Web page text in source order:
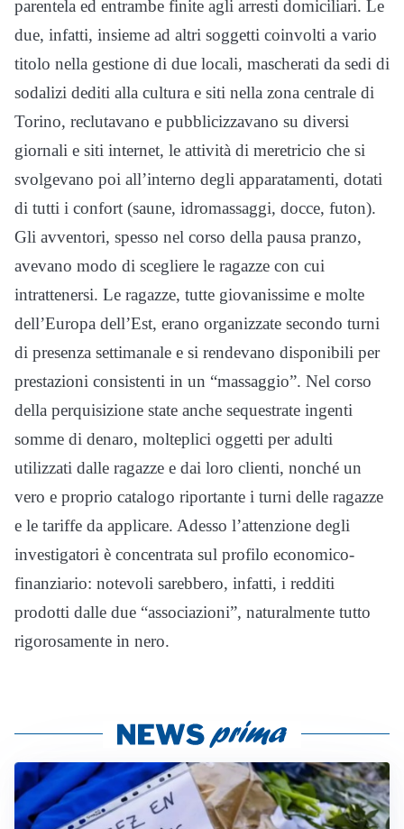
parentela ed entrambe finite agli arresti domiciliari. Le
due, infatti, insieme ad altri soggetti coinvolti a vario
titolo nella gestione di due locali, mascherati da sedi di
sodalizi dediti alla cultura e siti nella zona centrale di
Torino, reclutavano e pubblicizzavano su diversi
giornali e siti internet, le attività di meretricio che si
svolgevano poi all’interno degli apparatamenti, dotati
di tutti i confort (saune, idromassaggi, docce, futon).
Gli avventori, spesso nel corso della pausa pranzo,
avevano modo di scegliere le ragazze con cui
intrattenersi. Le ragazze, tutte giovanissime e molte
dell’Europa dell’Est, erano organizzate secondo turni
di presenza settimanale e si rendevano disponibili per
prestazioni consistenti in un “massaggio”. Nel corso
della perquisizione state anche sequestrate ingenti
somme di denaro, molteplici oggetti per adulti
utilizzati dalle ragazze e dai loro clienti, nonché un
vero e proprio catalogo riportante i turni delle ragazze
e le tariffe da applicare. Adesso l’attenzione degli
investigatori è concentrata sul profilo economico-
finanziario: notevoli sarebbero, infatti, i redditi
prodotti dalle due “associazioni”, naturalmente tutto
rigorosamente in nero.